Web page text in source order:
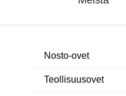
Nosto-ovet
Teollisuusovet